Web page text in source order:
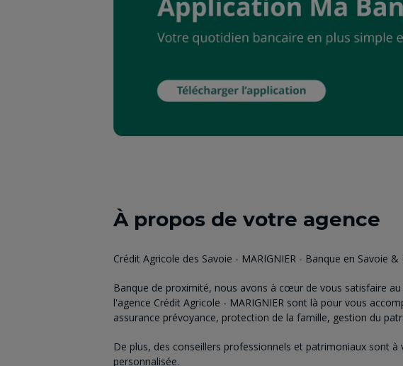
À propos de votre agence
Crédit Agricole des Savoie - MARIGNIER - Banque en Savoie &
Banque de proximité, nous avons à cœur de vous satisfaire
l'agence Crédit Agricole - MARIGNIER sont là pour vous
assurance prévoyance, protection de la famille, gestion du
De plus, des conseillers professionnels et patrimoniaux sont
personnalisée.